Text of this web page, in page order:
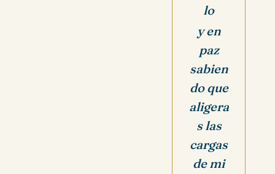
lo
y en
paz
sabien
do que
aligera
s las
cargas
de mi